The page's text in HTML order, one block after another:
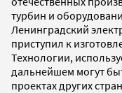
турбин и
Ленинградский
приступил к
Технологии,
дальнейшем могут
проектах других